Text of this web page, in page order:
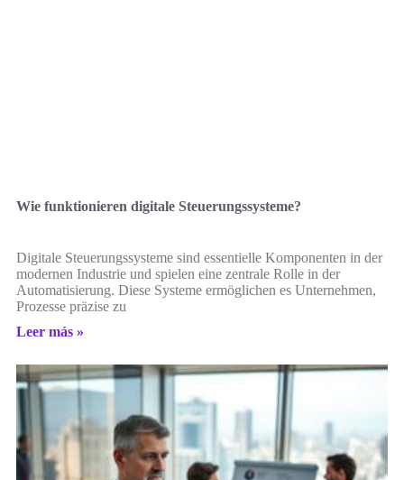
Wie funktionieren digitale Steuerungssysteme?
Digitale Steuerungssysteme sind essentielle Komponenten in der
modernen Industrie und spielen eine zentrale Rolle in der
Automatisierung. Diese Systeme ermöglichen es Unternehmen,
Prozesse präzise zu
Leer más »